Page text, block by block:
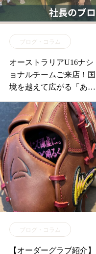
ブログ・コラム
オーストラリアU16ナシ
ョナルチームご来店！国
境を越えて広がる「あり
ブログ・コラム
【オーダーグラブ紹介】